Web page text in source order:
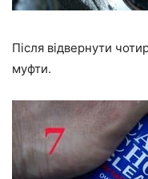
Після відвернути
муфти.